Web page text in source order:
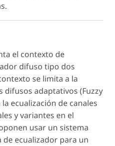
el contexto de
difuso tipo dos
se limita a la
adaptativos (Fuzzy
ecualización de canales
y variantes en el
usar un sistema
ecualizador para un